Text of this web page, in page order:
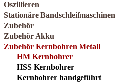
Oszillieren
Stationäre Bandschleifmaschinen
Zubehör
Zubehör Akku
Zubehör Kernbohren Metall
HM Kernbohrer
HSS Kernbohrer
Kernbohrer handgeführt